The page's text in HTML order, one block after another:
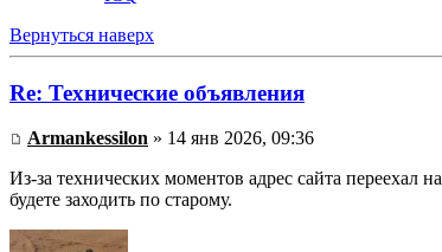
Вернуться наверх
Re: Технические объявления
Armankessilon » 14 янв 2026, 09:36
Из-за технических моментов адрес сайта переехал на
будете заходить по старому.